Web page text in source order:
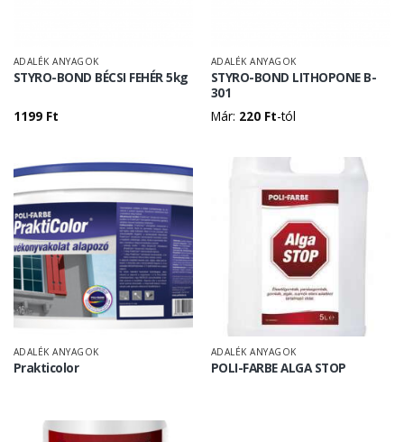
ADALÉK ANYAGOK
STYRO-BOND BÉCSI FEHÉR 5kg
1199 Ft
ADALÉK ANYAGOK
STYRO-BOND LITHOPONE B-
301
Már: 220 Ft-tól
ADALÉK ANYAGOK
Prakticolor
ADALÉK ANYAGOK
POLI-FARBE ALGA STOP